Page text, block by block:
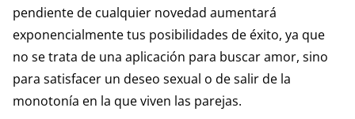
pendiente de cualquier novedad aumentará
exponencialmente tus posibilidades de éxito, ya que
no se trata de una aplicación para buscar amor, sino
para satisfacer un deseo sexual o de salir de la
monotonía en la que viven las parejas.